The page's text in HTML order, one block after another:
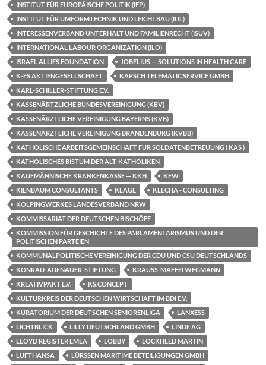
INSTITUT FÜR EUROPÄISCHE POLITIK (IEP)
INSTITUT FÜR UMFORMTECHNIK UND LEICHTBAU (IUL)
INTERESSENVERBAND UNTERHALT UND FAMILIENRECHT (ISUV)
INTERNATIONAL LABOUR ORGANIZATION (ILO)
ISRAEL ALLIES FOUNDATION
JOBELIUS — SOLUTIONS IN HEALTH CARE
K-FS AKTIENGESELLSCHAFT
KAPSCH TELEMATIC SERVICE GMBH
KARL-SCHILLER-STIFTUNG E.V.
KASSENÄRTZLICHE BUNDESVEREINIGUNG (KBV)
KASSENÄRZTLICHE VEREINIGUNG BAYERNS (KVB)
KASSENÄRZTLICHE VEREINIGUNG BRANDENBURG (KVBB)
KATHOLISCHE ARBEITSGEMEINSCHAFT FÜR SOLDATENBETREUUNG ( KAS )
KATHOLISCHES BISTUM DER ALT-KATHOLIKEN
KAUFMÄNNISCHE KRANKENKASSE — KKH
KFW
KIENBAUM CONSULTANTS
KLAGE
KLECHA - CONSULTING
KOLPINGWERKES LANDESVERBAND NRW
KOMMISSARIAT DER DEUTSCHEN BISCHÖFE
KOMMISSION FÜR GESCHICHTE DES PARLAMENTARISMUS UND DER
POLITISCHEN PARTEIEN
KOMMUNALPOLITISCHE VEREINIGUNG DER CDU UND CSU DEUTSCHLANDS
KONRAD-ADENAUER-STIFTUNG
KRAUSS-MAFFEI WEGMANN
KREATIVPAKT E.V.
KS.CONCEPT
KULTURKREIS DER DEUTSCHEN WIRTSCHAFT IM BDI E.V.
KURATORIUM DER DEUTSCHEN SENIORENLIGA
LANXESS
LICHTBLICK
LILLY DEUTSCHLAND GMBH
LINDE AG
LLOYD REGISTER EMEA
LOBBY
LOCKHEED MARTIN
LUFTHANSA
LÜRSSEN MARITIME BETEILIGUNGEN GMBH